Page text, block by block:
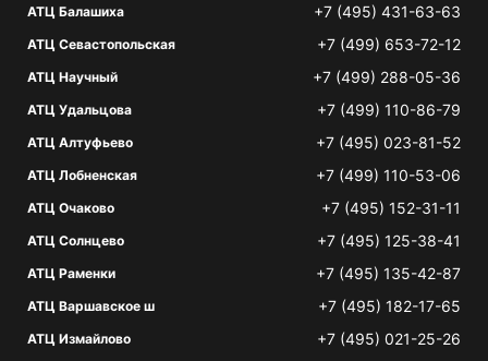
АТЦ Балашиха +7 (495) 431-63-63
АТЦ Севастопольская +7 (499) 653-72-12
АТЦ Научный +7 (499) 288-05-36
АТЦ Удальцова +7 (499) 110-86-79
АТЦ Алтуфьево +7 (495) 023-81-52
АТЦ Лобненская +7 (499) 110-53-06
АТЦ Очаково +7 (495) 152-31-11
АТЦ Солнцево +7 (495) 125-38-41
АТЦ Раменки +7 (495) 135-42-87
АТЦ Варшавское ш +7 (495) 182-17-65
АТЦ Измайлово +7 (495) 021-25-26